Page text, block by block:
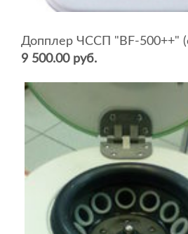
9 500.00 руб.